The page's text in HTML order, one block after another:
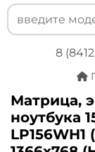
8
Матрица,
ноутбука
LP156WH1